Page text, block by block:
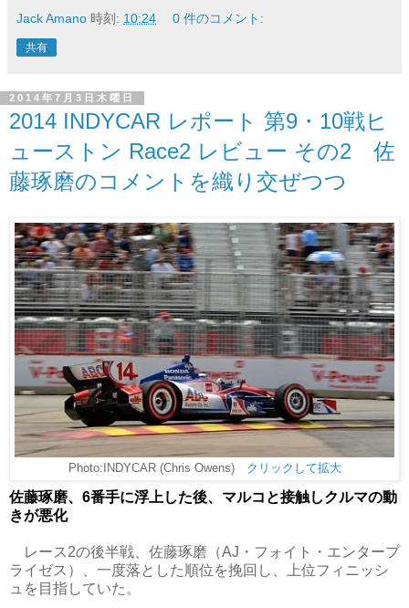
Jack Amano 時刻: 10:24 0 件のコメント:
共有
2014年7月3日木曜日
2014 INDYCAR レポート 第9・10戦ヒ
ューストン Race2 レビュー その2 佐
藤琢磨のコメントを織り交ぜつつ
Photo:INDYCAR (Chris Owens) クリックして拡大
佐藤琢磨、6番手に浮上した後、マルコと接触しクルマの動
きが悪化
レース2の後半戦、佐藤琢磨（AJ・フォイト・エンタープ
ライゼス）、一度落とした順位を挽回し、上位フィニッシ
ュを目指していた。